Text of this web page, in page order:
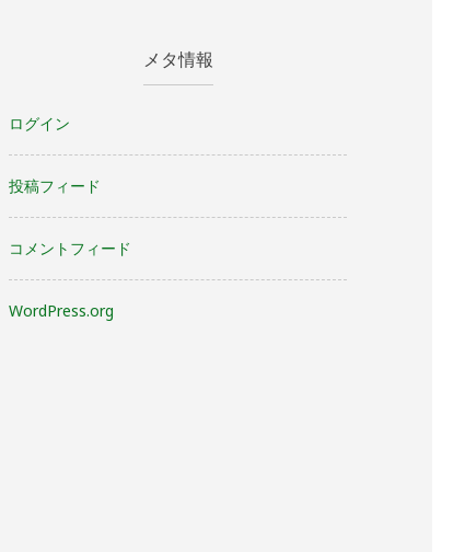
メタ情報
ログイン
投稿フィード
コメントフィード
WordPress.org